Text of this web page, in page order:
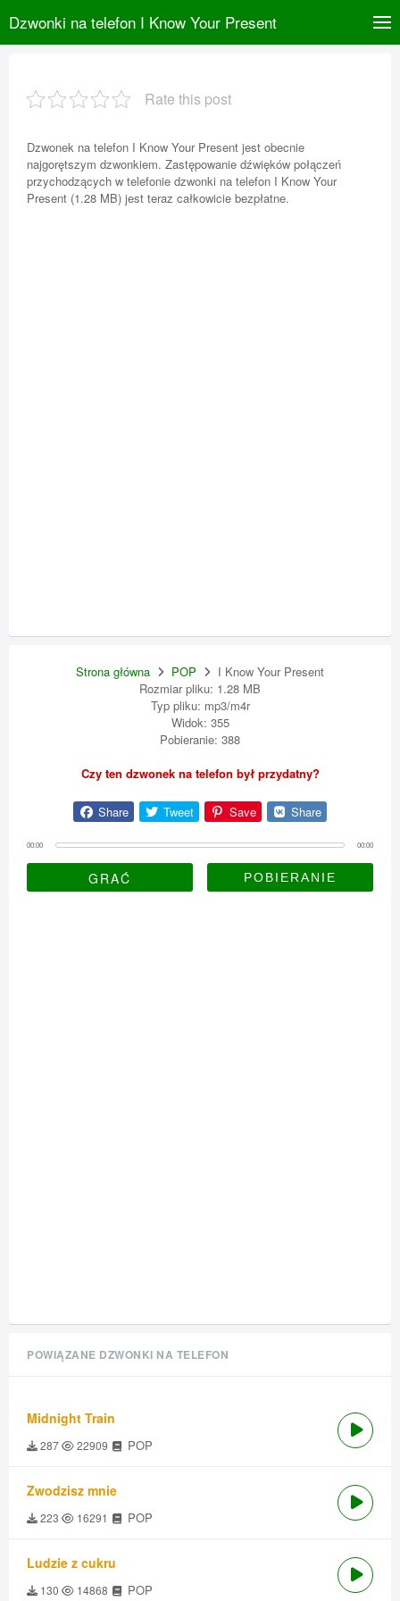
Dzwonki na telefon I Know Your Present
Rate this post
Dzwonek na telefon I Know Your Present jest obecnie
najgorętszym dzwonkiem. Zastępowanie dźwięków połączeń
przychodzących w telefonie dzwonki na telefon I Know Your
Present (1.28 MB) jest teraz całkowicie bezpłatne.
Strona główna POP
I Know Your Present
Rozmiar pliku: 1.28 MB
Typ pliku: mp3/m4r
Widok: 355
Pobieranie: 388
Czy ten dzwonek na telefon był przydatny?
Share Tweet Save Share
00:00 00:00
GRAĆ
POWIĄZANE DZWONKI NA TELEFON
Midnight Train
287 22909 POP
Zwodzisz mnie
223 16291 POP
Ludzie z cukru
130 14868 POP